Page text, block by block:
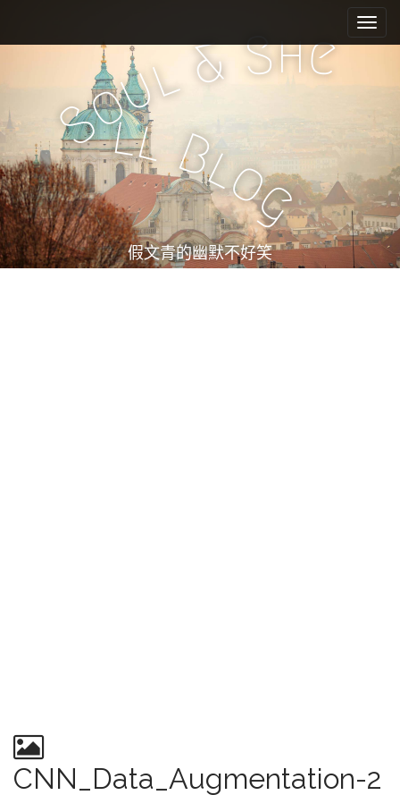
e
n
u
i
c
n
t
e
n
t
Soul&She
ll Bl
og
假文青的幽默不好笑
CNN_Data_Augmentation-2